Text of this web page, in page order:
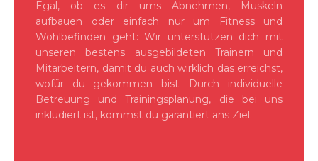
Egal, ob es dir ums Abnehmen, Muskeln
aufbauen oder einfach nur um Fitness und
Wohlbefinden geht: Wir unterstützen dich mit
unseren bestens ausgebildeten Trainern und
Mitarbeitern, damit du auch wirklich das erreichst,
wofür du gekommen bist. Durch individuelle
Betreuung und Trainingsplanung, die bei uns
inkludiert ist, kommst du garantiert ans Ziel.